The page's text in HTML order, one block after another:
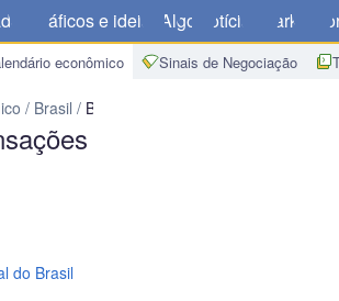
Gráficos e ideias Algo Notícias Market
econômico Sinais de Negociação
Brasil Brasil - Transações Correntes
do Brasil